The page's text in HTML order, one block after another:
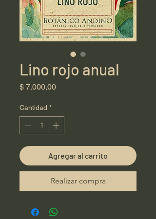
Lino rojo anual
$ 7.000,00Precio
Cantidad *
Agregar al carrito
Realizar compra